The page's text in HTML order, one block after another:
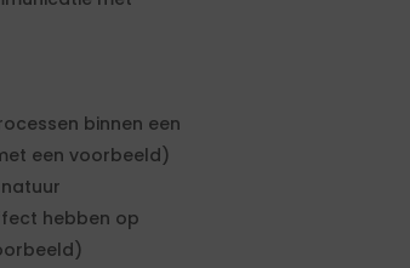
binnen een
een voorbeeld)
hebben op